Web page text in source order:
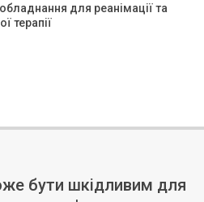
для реанімації та
терапії
бути шкідливим для